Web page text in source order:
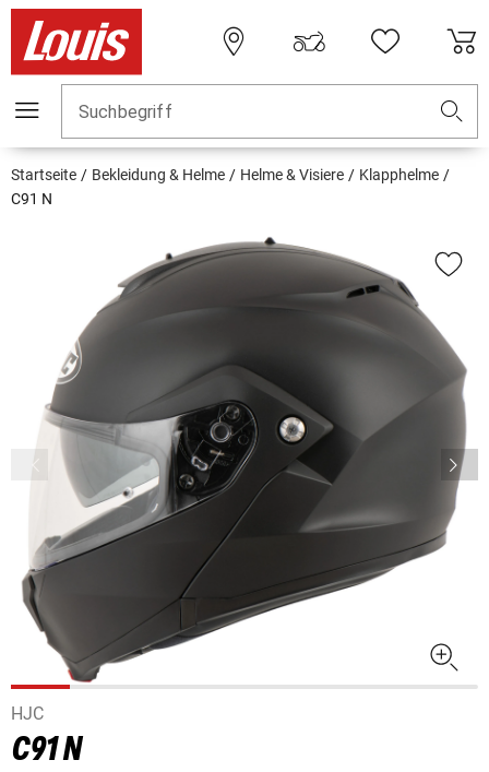
Suchbegriff
Startseite Bekleidung & Helme Helme & Visiere
Klapphelme
C91 N
HJC
C91 N